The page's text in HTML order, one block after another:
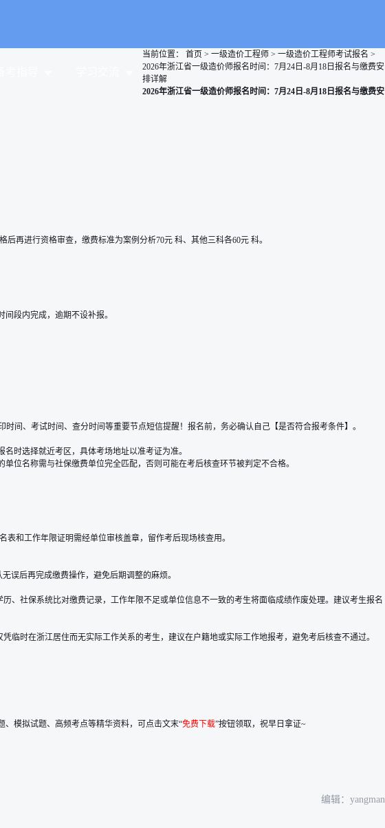
当前位置： 首页 > 一级造价工程师 > 一级造价工程师考试报名 >
2026年浙江省一级造价师报名时间：7月24日-8月18日报名与缴费安
排详解
2026年浙江省一级造价师报名时间：7月24日-8月18日报名与缴费安
再进行资格审查，缴费标准为案例分析70元 科、其他三科各60元 科。
段内完成，逾期不设补报。
间、考试时间、查分时间等重要节点短信提醒！报名前，务必确认自己【是否符合报考条件】。
时选择就近考区，具体考场地址以准考证为准。
位名称需与社保缴费单位完全匹配，否则可能在考后核查环节被判定不合格。
和工作年限证明需经单位审核盖章，留作考后现场核查用。
误后再完成缴费操作，避免后期调整的麻烦。
、社保系统比对缴费记录，工作年限不足或单位信息不一致的考生将面临成绩作废处理。建议考生报名
时在浙江居住而无实际工作关系的考生，建议在户籍地或实际工作地报考，避免考后核查不通过。
、模拟试题、高频考点等精华资料，可点击文末“免费下载”按钮领取，祝早日拿证~
编辑：yangman